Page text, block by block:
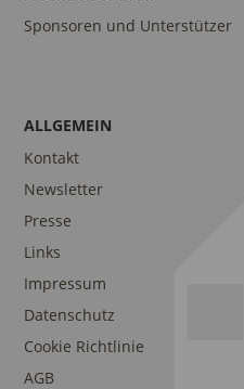
Sponsoren und Unterstützer
ALLGEMEIN
Kontakt
Newsletter
Presse
Links
Impressum
Datenschutz
Cookie Richtlinie
AGB